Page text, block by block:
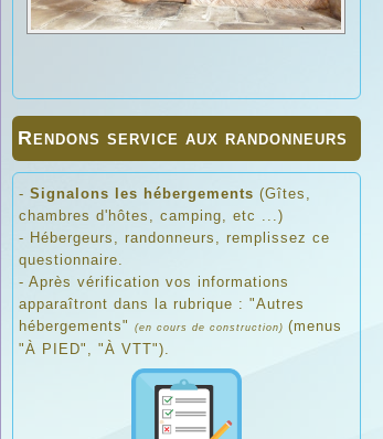
Rendons service aux randonneurs
- Signalons les hébergements (Gîtes,
chambres d'hôtes, camping, etc ...)
- Hébergeurs, randonneurs, remplissez ce
questionnaire.
- Après vérification vos informations
apparaîtront dans la rubrique : "Autres
hébergements"
(en cours de construction) (menus
"À PIED", "À VTT").